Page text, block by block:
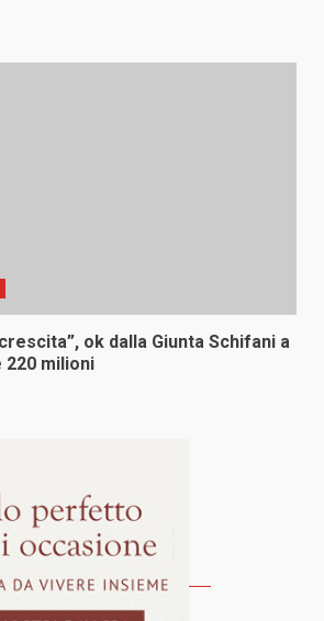
ok dalla Giunta Schifani a
220 milioni